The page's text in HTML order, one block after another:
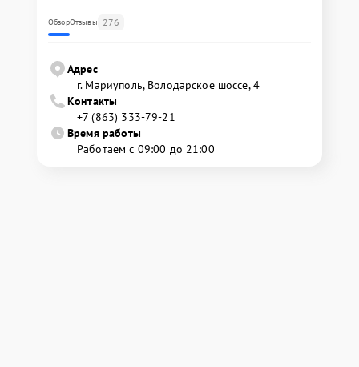
ОбзорОтзывы 276
Адрес
г. Мариуполь, Володарское шоссе, 4
Контакты
+7 (863) 333-79-21
Время работы
Работаем с 09:00 до 21:00